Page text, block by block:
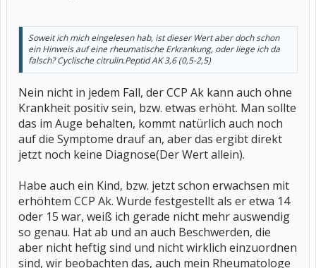
Soweit ich mich eingelesen hab, ist dieser Wert aber doch schon
ein Hinweis auf eine rheumatische Erkrankung, oder liege ich da
falsch?Cyclische citrulin.Peptid AK 3,6 (0,5-2,5)
Nein nicht in jedem Fall, der CCP Ak kann auch ohne
Krankheit positiv sein, bzw. etwas erhöht. Man sollte
das im Auge behalten, kommt natürlich auch noch
auf die Symptome drauf an, aber das ergibt direkt
jetzt noch keine Diagnose(Der Wert allein).
Habe auch ein Kind, bzw. jetzt schon erwachsen mit
erhöhtem CCP Ak. Wurde festgestellt als er etwa 14
oder 15 war, weiß ich gerade nicht mehr auswendig
so genau. Hat ab und an auch Beschwerden, die
aber nicht heftig sind und nicht wirklich einzuordnen
sind, wir beobachten das, auch mein Rheumatologe